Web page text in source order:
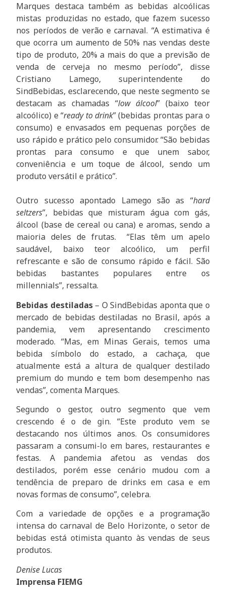
Marques destaca também as bebidas alcoólicas
mistas produzidas no estado, que fazem sucesso
nos períodos de verão e carnaval. “A estimativa é
que ocorra um aumento de 50% nas vendas deste
tipo de produto, 20% a mais do que a previsão de
venda de cerveja no mesmo período”, disse
Cristiano Lamego, superintendente do
SindBebidas, esclarecendo, que neste segmento se
destacam as chamadas “low álcool” (baixo teor
alcoólico) e “ready to drink” (bebidas prontas para o
consumo) e envasados em pequenas porções de
uso rápido e prático pelo consumidor. “São bebidas
prontas para consumo e que unem sabor,
conveniência e um toque de álcool, sendo um
produto versátil e prático”.
Outro sucesso apontado Lamego são as “hard
seltzers”, bebidas que misturam água com gás,
álcool (base de cereal ou cana) e aromas, sendo a
maioria deles de frutas. “Elas têm um apelo
saudável, baixo teor alcoólico, um perfil
refrescante e são de consumo rápido e fácil. São
bebidas bastantes populares entre os
millennials”, ressalta.
Bebidas destiladas– O SindBebidas aponta que o
mercado de bebidas destiladas no Brasil, após a
pandemia, vem apresentando crescimento
moderado. “Mas, em Minas Gerais, temos uma
bebida símbolo do estado, a cachaça, que
atualmente está a altura de qualquer destilado
premium do mundo e tem bom desempenho nas
vendas”, comenta Marques.
Segundo o gestor, outro segmento que vem
crescendo é o de gin. “Este produto vem se
destacando nos últimos anos. Os consumidores
passaram a consumi-lo em bares, restaurantes e
festas. A pandemia afetou as vendas dos
destilados, porém esse cenário mudou com a
tendência de preparo de drinks em casa e em
novas formas de consumo”, celebra.
Com a variedade de opções e a programação
intensa do carnaval de Belo Horizonte, o setor de
bebidas está otimista quanto às vendas de seus
produtos.
Denise Lucas
Imprensa FIEMG